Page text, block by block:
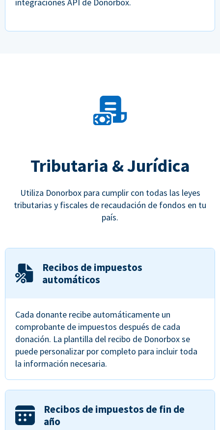
Tributaria & Jurídica
Utiliza Donorbox para cumplir con todas las leyes
tributarias y fiscales de recaudación de fondos en tu
país.
Recibos de impuestos
automáticos
Cada donante recibe automáticamente un
comprobante de impuestos después de cada
donación. La plantilla del recibo de Donorbox se
puede personalizar por completo para incluir toda
la información necesaria.
Recibos de impuestos de fin de
año